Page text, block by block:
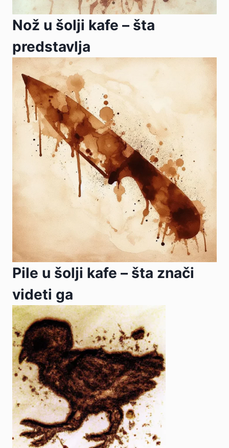
Nož u šolji kafe – šta
predstavlja
Pile u šolji kafe – šta znači
videti ga